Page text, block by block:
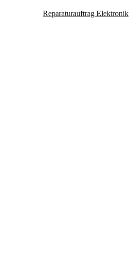
Reparaturauftrag Elektronik